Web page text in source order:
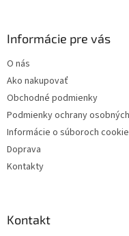
Informácie pre vás
O nás
Ako nakupovať
Obchodné podmienky
Podmienky ochrany
Informácie o súboroch
Doprava
Kontakty
Kontakt